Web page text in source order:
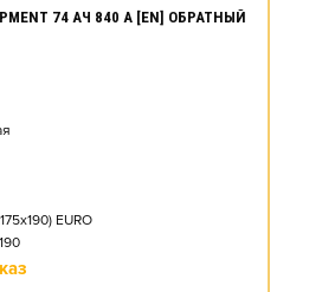
74 АЧ 840 А [EN] ОБРАТНЫЙ
EURO